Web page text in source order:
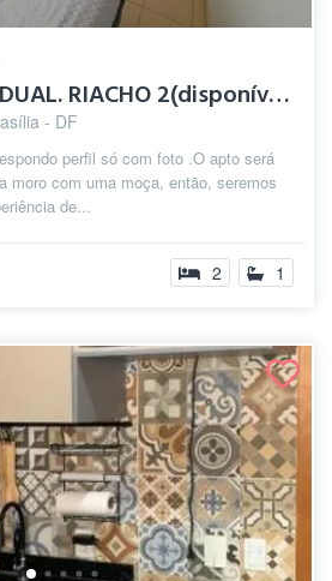
QUARTO INDIVIDUAL. RIACHO 2(disponível 1...
- DF
perfil só com foto .O apto será
moro com uma moça, então, seremos
de...
2 1